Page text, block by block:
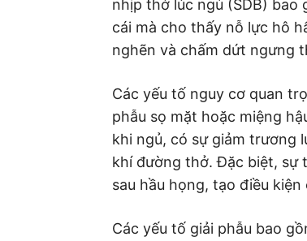
nhịp thở lúc ngủ (SDB) bao
cái mà cho thấy nỗ lực hô
nghẽn và chấm dứt ngưng
Các yếu tố nguy cơ quan
phẫu sọ mặt hoặc miệng
khi ngủ, có sự giảm trương
khí đường thở. Đặc biệt, sự
sau hầu họng, tạo điều
Các yếu tố giải phẫu bao